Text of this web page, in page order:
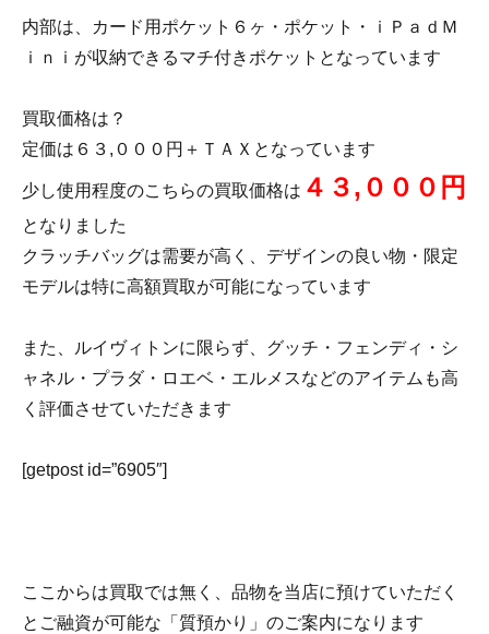
内部は、カード用ポケット６ヶ・ポケット・ｉＰａｄＭ
ｉｎｉが収納できるマチ付きポケットとなっています
買取価格は？
定価は６３,０００円＋ＴＡＸとなっています
少し使用程度のこちらの買取価格は ４３,０００円
となりました
クラッチバッグは需要が高く、デザインの良い物・限定
モデルは特に高額買取が可能になっています
また、ルイヴィトンに限らず、グッチ・フェンディ・シ
ャネル・プラダ・ロエベ・エルメスなどのアイテムも高
く評価させていただきます
[getpost id=”6905″]
ここからは買取では無く、品物を当店に預けていただく
とご融資が可能な「質預かり」のご案内になります